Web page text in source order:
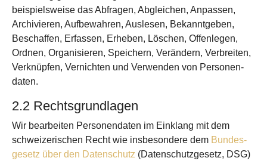
beispielsweise das Abfragen, Abgleichen, Anpassen,
Archivieren, Aufbewahren, Auslesen, Bekannt­geben,
Beschaffen, Erfassen, Erheben, Löschen, Offenlegen,
Ordnen, Organisieren, Speichern, Verändern, Verbreiten,
Verknüpfen, Vernichten und Verwenden von Personen­
daten.
2.2 Rechts­grundlagen
Wir bearbeiten Personen­daten im Einklang mit dem
schweizerischen Recht wie insbesondere dem Bundes­
gesetz über den Daten­schutz (Daten­schutz­gesetz, DSG)